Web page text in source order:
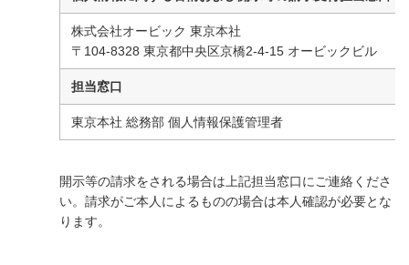
株式会社オービック 東京本社
〒104-8328 東京都中央区京橋2-4-15 オービックビル
担当窓口
東京本社 総務部 個人情報保護管理者
開示等の請求をされる場合は上記担当窓口にご連絡くださ
い。請求がご本人によるものの場合は本人確認が必要とな
ります。